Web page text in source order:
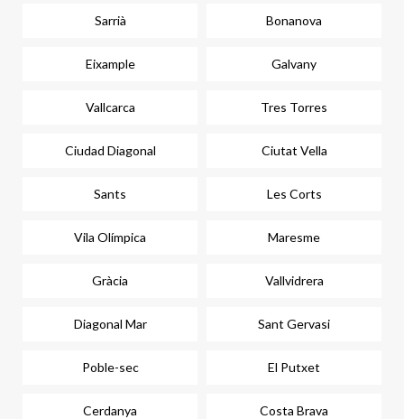
Sarrià Bonanova
Eixample Galvany
Vallcarca Tres Torres
Ciudad Diagonal Ciutat Vella
Sants Les Corts
Vila Olímpica Maresme
Gràcia Vallvidrera
Diagonal Mar Sant Gervasi
Poble-sec El Putxet
Cerdanya Costa Brava